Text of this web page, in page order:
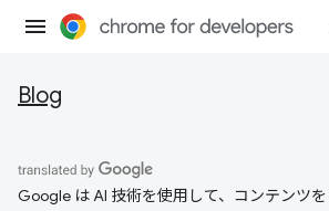
Blog
Google は AI 技術を使用して、コンテンツ